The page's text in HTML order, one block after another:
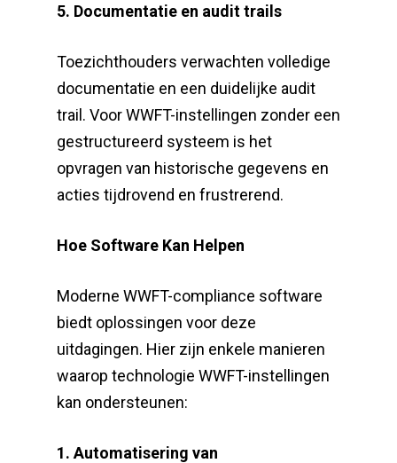
5. Documentatie en audit trails
Toezichthouders verwachten volledige
documentatie en een duidelijke audit
trail. Voor WWFT-instellingen zonder een
gestructureerd systeem is het
opvragen van historische gegevens en
acties tijdrovend en frustrerend.
Hoe Software Kan Helpen
Moderne WWFT-compliance software
biedt oplossingen voor deze
uitdagingen. Hier zijn enkele manieren
waarop technologie WWFT-instellingen
kan ondersteunen:
1. Automatisering van